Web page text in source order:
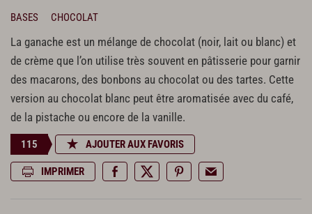
BASES
CHOCOLAT
La ganache est un mélange de chocolat (noir, lait ou blanc) et
de crème que l’on utilise très souvent en pâtisserie pour garnir
des macarons, des bonbons au chocolat ou des tartes. Cette
version au chocolat blanc peut être aromatisée avec du café,
de la pistache ou encore de la vanille.
115 AJOUTER AUX FAVORIS
IMPRIMER